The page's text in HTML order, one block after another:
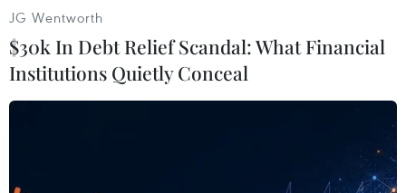
JG Wentworth
$30k In Debt Relief Scandal: What Financial
Institutions Quietly Conceal